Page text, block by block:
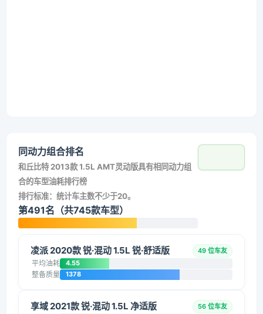
同动力组合排名
和丘比特 2013款 1.5L AMT灵动版具有相同动力组
合的车型油耗排行榜
排行标准：统计车主数不少于20。
第491名（共745款车型）
凌派 2020款 锐·混动 1.5L 锐·舒适版 49 位车友
平均油耗 4.55
整备质量 1378
享域 2021款 锐·混动 1.5L 净适版 56 位车友